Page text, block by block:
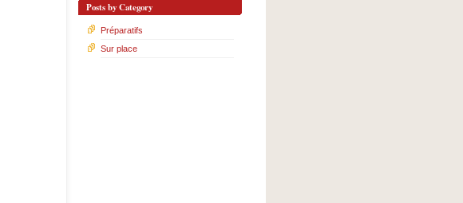
Posts by Category
Préparatifs
Sur place